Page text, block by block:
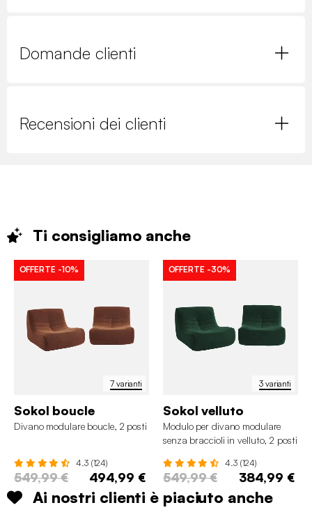
Domande clienti
Recensioni dei clienti
Ti consigliamo anche
7 varianti
OFFERTE -10%
Sokol boucle
Divano modulare boucle, 2 posti
4.3 (124)
549,99 € 494,99 €
3 varianti
OFFERTE -30%
Sokol velluto
Modulo per divano modulare
senza braccioli in velluto, 2 posti
4.3 (124)
549,99 € 384,99 €
Ai nostri clienti è piaciuto anche